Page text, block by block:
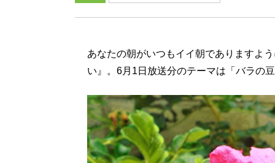
あなたの朝がいつもイイ朝でありますよ
い』。6月1日放送分のテーマは「バラの